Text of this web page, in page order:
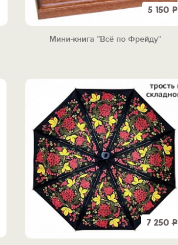
5 150Р
Мини-книга "Всё по Фрейду"
7 250Р